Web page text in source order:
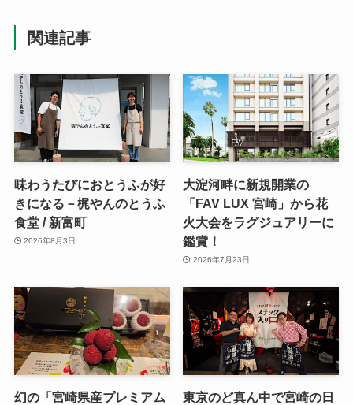
関連記事
味わうたびにおとうふが好
きになる－梶やんのとうふ
食堂 / 新富町
2026年8月3日
大淀河畔に新規開業の
「FAV LUX 宮崎」から花
火大会をラグジュアリーに
鑑賞！
2026年7月23日
幻の「宮崎県産プレミアム
東京のど真ん中で宮崎の日